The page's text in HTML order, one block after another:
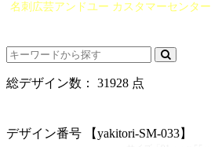
名刺広芸アンドユー カスタマーセンター
総デザイン数： 31928 点
デザイン番号 【yakitori-SM-033】